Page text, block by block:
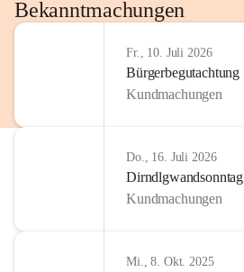
http://www.omv.com
Bekanntmachungen
Fr., 10. Juli 2026
Bürgerbegutachtung
Kundmachungen
Do., 16. Juli 2026
Dirndlgwandsonntag
Kundmachungen
Mi., 8. Okt. 2025